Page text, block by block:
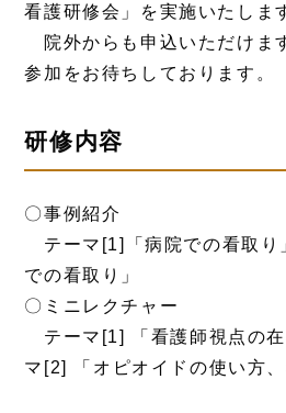
看護研修会」を実施いたしま
院外からも申込いただけま
参加をお待ちしております。
研修内容
〇事例紹介
テーマ[1]「病院での看取り
での看取り」
〇ミニレクチャー
テーマ[1] 「看護師視点の
マ[2] 「オピオイドの使い方、